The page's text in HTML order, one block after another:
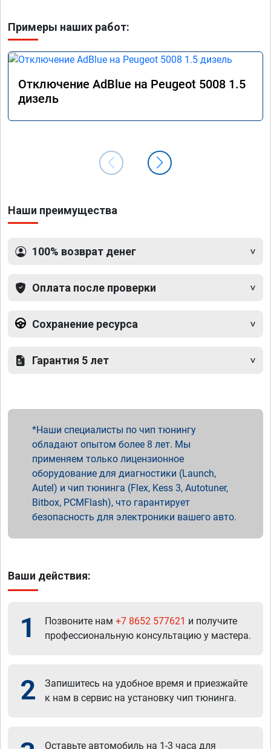
Примеры наших работ:
Отключение AdBlue на Peugeot 5008 1.5
дизель
Наши преимущества
100% возврат денег
Оплата после проверки
Сохранение ресурса
Гарантия 5 лет
Наши специалисты по чип тюнингу
обладают опытом более 8 лет. Мы
применяем только лицензионное
оборудование для диагностики (Launch,
Autel) и чип тюнинга (Flex, Kess 3, Autotuner,
Bitbox, PCMFlash), что гарантирует
безопасность для электроники вашего авто.
Ваши действия:
1 Позвоните нам +7 8652 577621 и получите
профессиональную консультацию у мастера.
2
Запишитесь на удобное время и приезжайте
к нам в сервис на установку чип тюнинга.
Оставьте автомобиль на 1-3 часа для